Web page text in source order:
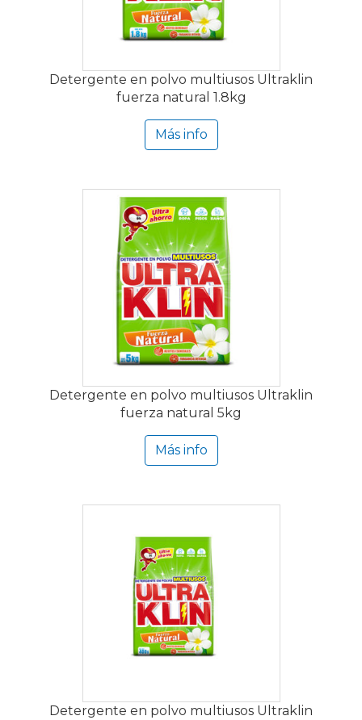
Detergente en polvo multiusos Ultraklin
fuerza natural 1.8kg
Más info
Detergente en polvo multiusos Ultraklin
fuerza natural 5kg
Más info
Detergente en polvo multiusos Ultraklin